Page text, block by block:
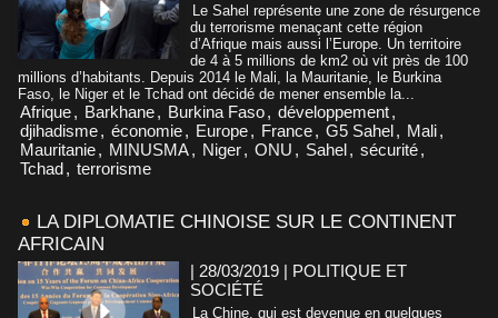
Le Sahel représente une zone de résurgence
du terrorisme menaçant cette région
d’Afrique mais aussi l’Europe. Un territoire
de 4 à 5 millions de km2 où vit près de 100
millions d’habitants. Depuis 2014 le Mali, la Mauritanie, le Burkina
Faso, le Niger et le Tchad ont décidé de mener ensemble la...
Afrique, Barkhane, Burkina Faso, développement,
djihadisme, économie, Europe, France, G5 Sahel, Mali,
Mauritanie, MINUSMA, Niger, ONU , Sahel, sécurité,
Tchad, terrorisme
LA DIPLOMATIE CHINOISE SUR LE CONTINENT
AFRICAIN
| 28/03/2019 | POLITIQUE ET
SOCIÉTÉ
La Chine, qui est devenue en quelques